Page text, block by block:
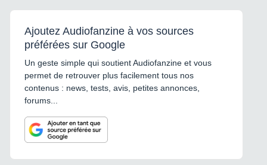
Ajoutez Audiofanzine à vos sources
préférées sur Google
Un geste simple qui soutient Audiofanzine et vous
permet de retrouver plus facilement tous nos
contenus : news, tests, avis, petites annonces,
forums...